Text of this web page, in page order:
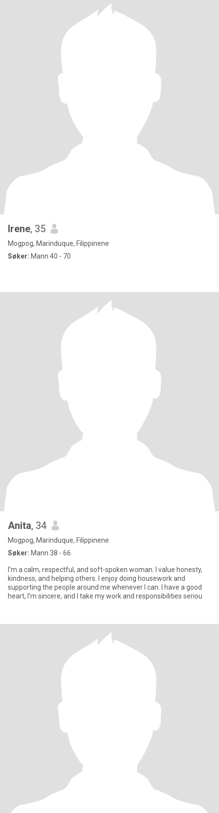
Irene, 35
Mogpog, Marinduque, Filippinene
Søker: Mann 40 - 70
Anita, 34
Mogpog, Marinduque, Filippinene
Søker: Mann 38 - 66
I’m a calm, respectful, and soft-spoken woman. I value honesty,
kindness, and helping others. I enjoy doing housework and
supporting the people around me whenever I can. I have a good
heart, I’m sincere, and I take my work and responsibilities seriou